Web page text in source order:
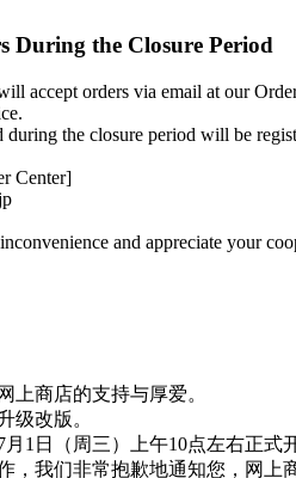
During the Closure Period
accept orders via email at our
during the closure period will be
Center]
and appreciate your
上商店的支持与厚爱。
级改版。
1日（周三）上午10点左右正式
，我们非常抱歉地通知您，网上